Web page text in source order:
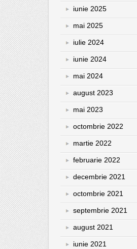
iunie 2025
mai 2025
iulie 2024
iunie 2024
mai 2024
august 2023
mai 2023
octombrie 2022
martie 2022
februarie 2022
decembrie 2021
octombrie 2021
septembrie 2021
august 2021
iunie 2021